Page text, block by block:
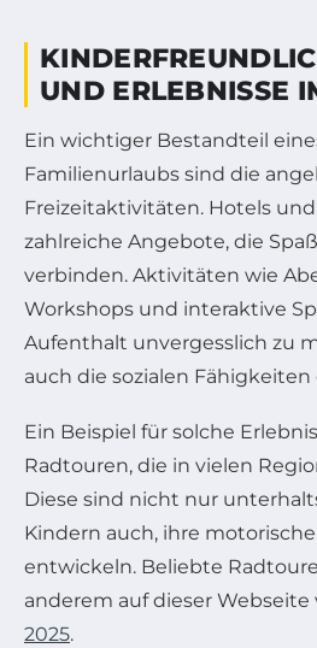
UND ERLEBNISSE
Ein wichtiger Bestandteil
Familienurlaubs sind die
Freizeitaktivitäten. Hotels
zahlreiche Angebote, die
verbinden. Aktivitäten wie
Workshops und interaktive
Aufenthalt unvergesslich zu
auch die sozialen Fähigkeiten
Ein Beispiel für solche
Radtouren, die in vielen
Diese sind nicht nur
Kindern auch, ihre
entwickeln. Beliebte
anderem auf dieser Webseite
2025.